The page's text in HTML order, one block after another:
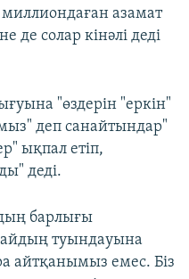
миллиондаған азамат
де солар кінәлі деді
"өздерін "еркін"
деп санайтындар"
ықпал етіп,
деді.
барлығы
туындауына
айтқанымыз емес. Біз